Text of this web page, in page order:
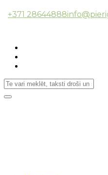
+371 28644888
Toggle